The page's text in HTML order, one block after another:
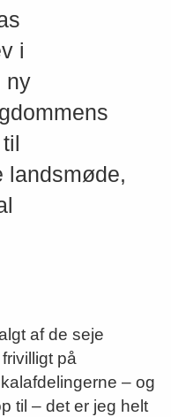
i
ny
landsmøde,
af de seje
på
– og
til – det er jeg helt